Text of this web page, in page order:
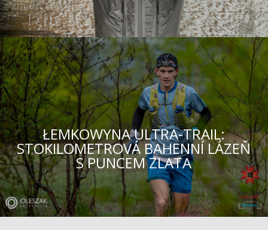
ŁEMKOWYNA ULTRA-TRAIL:
STOKILOMETROVÁ BAHENNÍ LÁZEŇ
S PUNCEM ZLATA